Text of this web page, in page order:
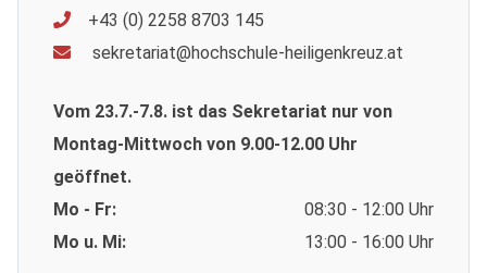
+43 (0) 2258 8703 145
sekretariat@hochschule-heiligenkreuz.at
Vom 23.7.-7.8. ist das Sekretariat nur von
Montag-Mittwoch von 9.00-12.00 Uhr
geöffnet.
Mo - Fr:
08:30 - 12:00 Uhr
Mo u. Mi:
13:00 - 16:00 Uhr